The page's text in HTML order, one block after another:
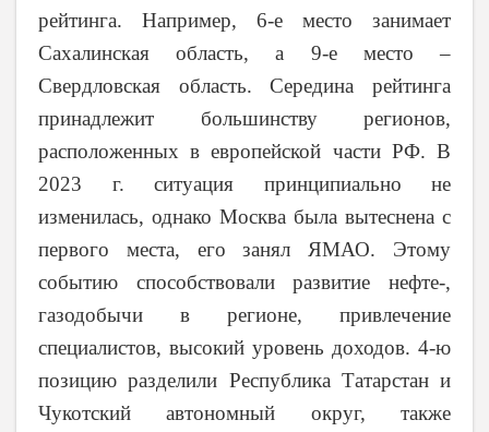
рейтинга. Например, 6-е место занимает
Сахалинская область, а 9-е место –
Свердловская область. Середина рейтинга
принадлежит большинству регионов,
расположенных в европейской части РФ. В
2023 г. ситуация принципиально не
изменилась, однако Москва была вытеснена с
первого места, его занял ЯМАО. Этому
событию способствовали развитие нефте-,
газодобычи в регионе, привлечение
специалистов, высокий уровень доходов. 4-ю
позицию разделили Республика Татарстан и
Чукотский автономный округ, также